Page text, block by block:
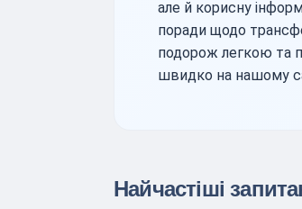
але й корисну
поради щодо
подорож легкою та
швидко на нашому
Найчастіші